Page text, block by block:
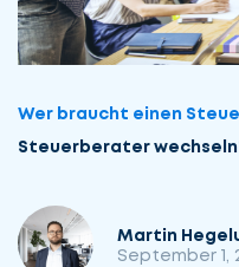
Wer braucht einen
Steuerberater
Martin
September 1,